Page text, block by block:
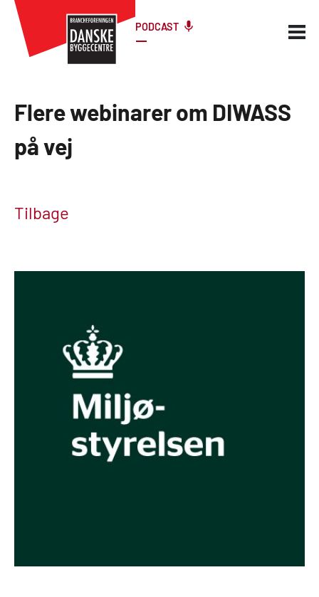
PODCAST
Flere webinarer om DIWASS
på vej
Tilbage